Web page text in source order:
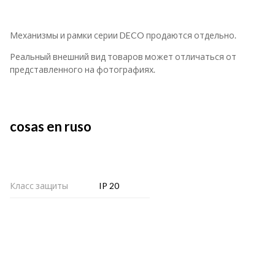
Механизмы и рамки серии DECO продаются отдельно.
Реальный внешний вид товаров может отличаться от
представленного на фотографиях.
cosas en ruso
Класс защиты IP 20